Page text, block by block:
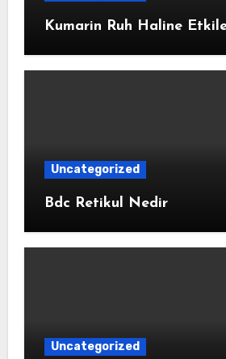
Kumarin Ruh Haline
Uncategorized
Bdc Retikul Nedir
Uncategorized